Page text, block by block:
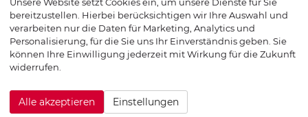
Fahrzeuges und stellt keine Gewährleistung im
kaufrechtlichen Sinne dar. Die abgebildete Ausstattung
kann im Einzelfall vom tatsächlichen Umfang
abweichen. Den genauen Ausstattungsumfang erhalten
Sie von unserem Verkaufspersonal. Bitte zögern Sie
nicht, uns zu kontaktieren. Wir freuen uns auf Ihre
Anfrage.
bereitzustellen. Hierbei berücksichtigen wir Ihre Auswahl und
verarbeiten nur die Daten für Marketing, Analytics und
Personalisierung, für die Sie uns Ihr Einverständnis geben. Sie
können Ihre Einwilligung jederzeit mit Wirkung für die Zukunft
widerrufen.
Alle akzeptieren Einstellungen